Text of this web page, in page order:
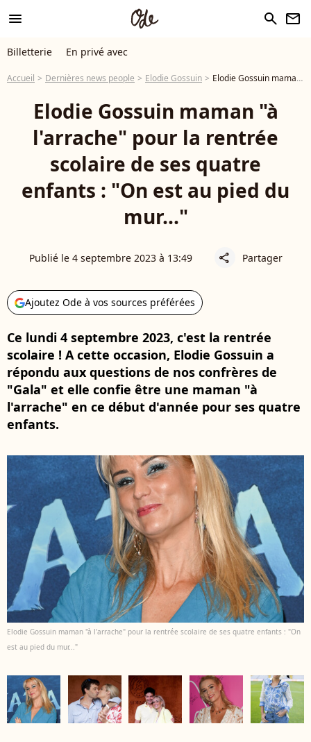
menu search newsletter
Billetterie En privé avec
Accueil Dernières news people Elodie Gossuin Elodie Gossuin maman "à l'arrache" pour la rentrée scolaire de ses quatre enfants : "On est au pied du mur..."
Elodie Gossuin maman "à
l'arrache" pour la rentrée
scolaire de ses quatre
enfants : "On est au pied du
mur..."
Publié le 4 septembre 2023 à 13:49 share Partager
Ajoutez Ode à vos sources préférées
Ce lundi 4 septembre 2023, c'est la rentrée
scolaire ! A cette occasion, Elodie Gossuin a
répondu aux questions de nos confrères de
"Gala" et elle confie être une maman "à
l'arrache" en ce début d'année pour ses quatre
enfants.
Elodie Gossuin maman "à l'arrache" pour la rentrée scolaire de ses quatre enfants : "On
est au pied du mur..."